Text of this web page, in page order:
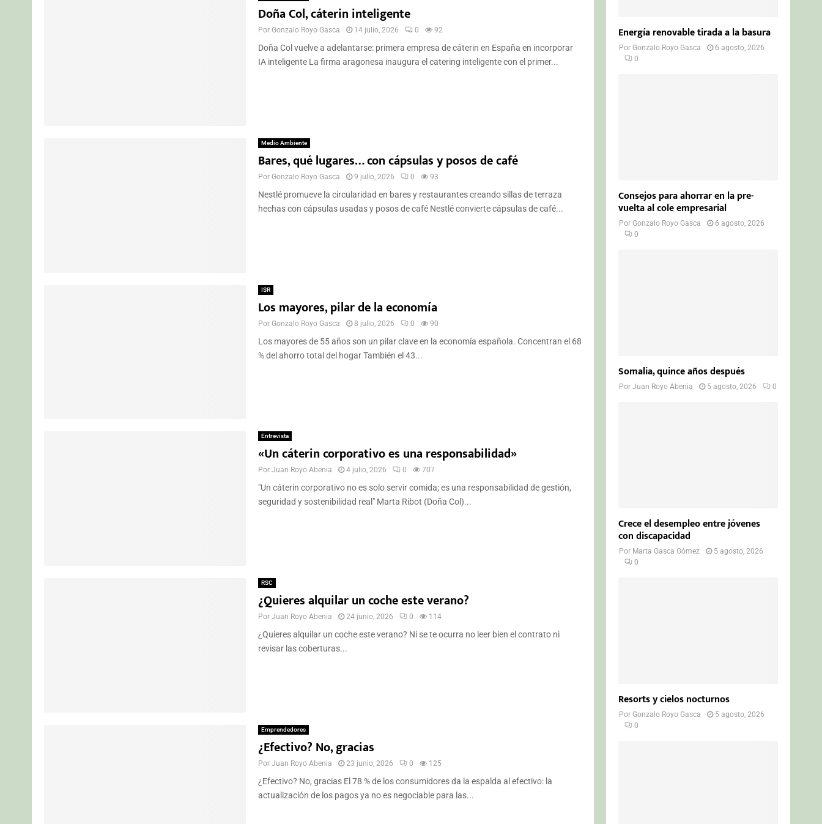
Doña Col, cáterin inteligente
Por Gonzalo Royo Gasca 14 julio, 2026 0 92
Doña Col vuelve a adelantarse: primera empresa de cáterin en España en incorporar
IA inteligente La firma aragonesa inaugura el catering inteligente con el primer...
Medio Ambiente
Bares, qué lugares… con cápsulas y posos de café
Por Gonzalo Royo Gasca 9 julio, 2026 0 93
Nestlé promueve la circularidad en bares y restaurantes creando sillas de terraza
hechas con cápsulas usadas y posos de café Nestlé convierte cápsulas de café...
ISR
Los mayores, pilar de la economía
Por Gonzalo Royo Gasca 8 julio, 2026 0 90
Los mayores de 55 años son un pilar clave en la economía española. Concentran el 68
% del ahorro total del hogar También el 43...
Entrevista
«Un cáterin corporativo es una responsabilidad»
Por Juan Royo Abenia 4 julio, 2026 0 707
"Un cáterin corporativo no es solo servir comida; es una responsabilidad de gestión,
seguridad y sostenibilidad real" Marta Ribot (Doña Col)...
RSC
¿Quieres alquilar un coche este verano?
Por Juan Royo Abenia 24 junio, 2026 0 114
¿Quieres alquilar un coche este verano? Ni se te ocurra no leer bien el contrato ni
revisar las coberturas...
Emprendedores
¿Efectivo? No, gracias
Por Juan Royo Abenia 23 junio, 2026 0 125
¿Efectivo? No, gracias El 78 % de los consumidores da la espalda al efectivo: la
actualización de los pagos ya no es negociable para las...
Energía renovable tirada a la basura
PorGonzalo Royo Gasca
6 agosto, 2026
0
Consejos para ahorrar en la pre-
vuelta al cole empresarial
PorGonzalo Royo Gasca
6 agosto, 2026
0
Somalia, quince años después
PorJuan Royo Abenia 5 agosto, 2026 0
Crece el desempleo entre jóvenes
con discapacidad
Por Marta Gasca Gómez
5 agosto, 2026
0
Resorts y cielos nocturnos
PorGonzalo Royo Gasca
5 agosto, 2026
0